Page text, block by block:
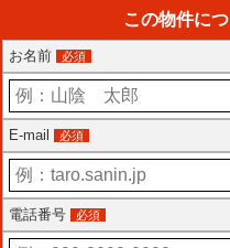
この物件に
お名前 必須
E-mail 必須
電話番号 必須